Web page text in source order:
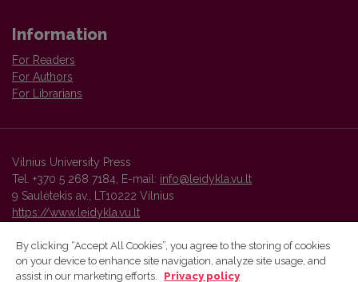
Information
For Readers
For Authors
For Librarians
Vilnius University Press
Tel. +370 5 268 7184, E-mail: info@leidykla.vu.lt
9 Saulėtekis av., LT10222 Vilnius
https://www.leidykla.vu.lt
Vilnius University Press platform and metadata are distributed by
By clicking “Accept All Cookies”, you agree to the storing of cookies
on your device to enhance site navigation, analyze site usage, and
assist in our marketing efforts.
Privacy policy